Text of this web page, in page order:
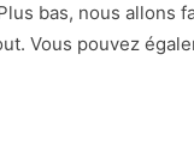
bas, nous allons
Vous pouvez